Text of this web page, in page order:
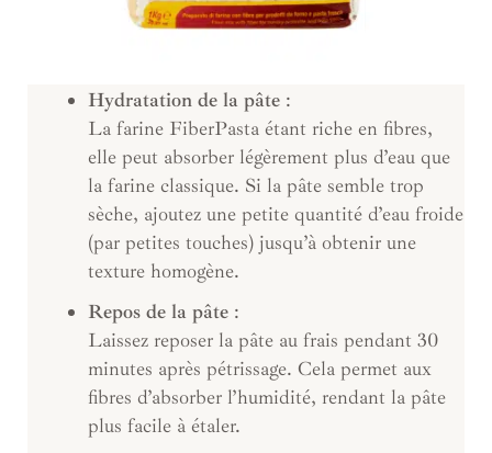
Hydratation de la pâte :
La farine FiberPasta étant riche en fibres,
elle peut absorber légèrement plus d’eau que
la farine classique. Si la pâte semble trop
sèche, ajoutez une petite quantité d’eau froide
(par petites touches) jusqu’à obtenir une
texture homogène.
Repos de la pâte :
Laissez reposer la pâte au frais pendant 30
minutes après pétrissage. Cela permet aux
fibres d’absorber l’humidité, rendant la pâte
plus facile à étaler.